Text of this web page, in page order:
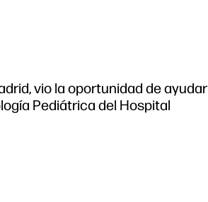
vio la oportunidad de ayudar
Pediátrica del Hospital